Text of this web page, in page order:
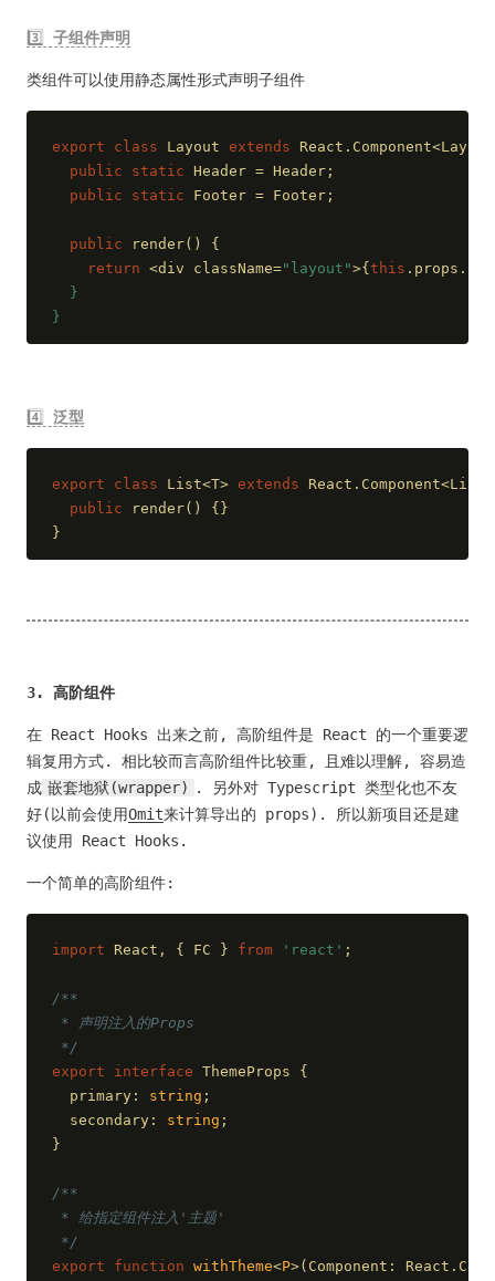
3️⃣ 子组件声明
类组件可以使用静态属性形式声明子组件
export class Layout extends
public
static Header = Header;
public
static Footer = Footer;
public render() {
return <div className="layout">{ this
  }
}
4️⃣ 泛型
export class List<T> extends
public render() {}
}
3. 高阶组件
在 React Hooks 出来之前, 高阶组件是 React 的一个重要逻
辑复用方式. 相比较而言高阶组件比较重, 且难以理解, 容易造
成 嵌套地狱(wrapper)
. 另外对 Typescript 类型化也不友
好(以前会使用Omit来计算导出的 props). 所以新项目还是建
议使用 React Hooks.
一个简单的高阶组件:
import React, { FC } from 'react' ;
/**
* 声明注入的Props
*/
export
interface ThemeProps {
  primary:
string ;
  secondary:
string ;
}
/**
* 给指定组件注入'主题'
*/
export
function withTheme<P>( Component: